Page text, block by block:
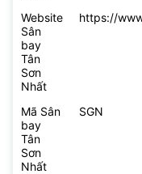
Website
Sân
bay
Tân
Sơn
Nhất
https://
Mã Sân
bay
Tân
Sơn
Nhất
SGN